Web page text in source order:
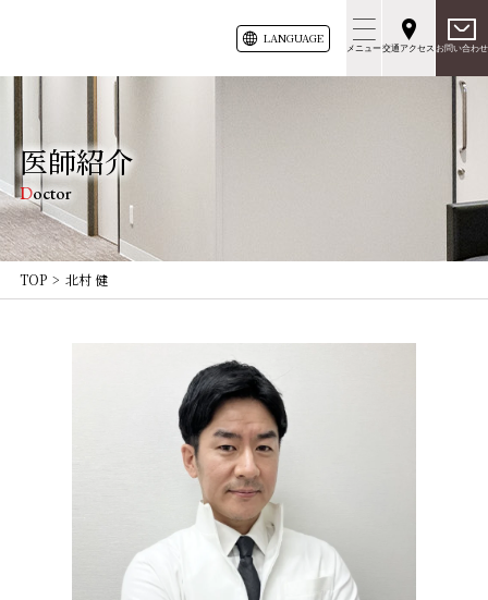
LANGUAGE
メニュー交通アクセス お問い合わせ
医師紹介
Doctor
TOP 北村 健